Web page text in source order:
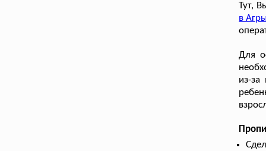
Тут,
в
Для
из-за